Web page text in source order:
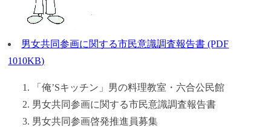
男女共同参画に関する市民意識調査報告書 (PDF
1010KB)
「俺’Sキッチン」男の料理教室・六合公民館
男女共同参画に関する市民意識調査報告書
男女共同参画啓発推進員募集